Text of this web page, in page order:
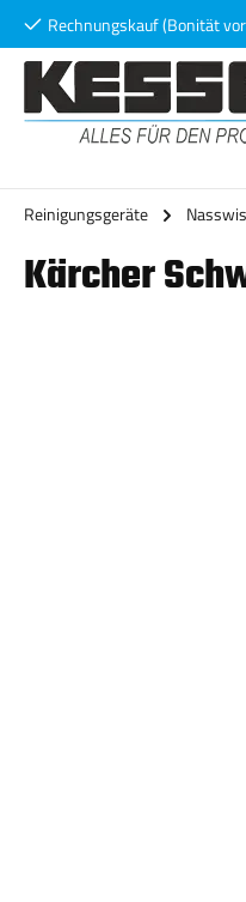
Hauptinhalt springen
Zur Suche springen
Zur Hauptnavigation
Rechnungskauf (Bonität
Reinigungsgeräte
Kärcher